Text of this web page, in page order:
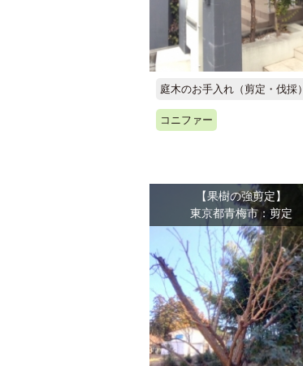
庭木のお手入れ（剪定・伐採）
コニファー
【果樹の強剪定】
東京都青梅市：剪定